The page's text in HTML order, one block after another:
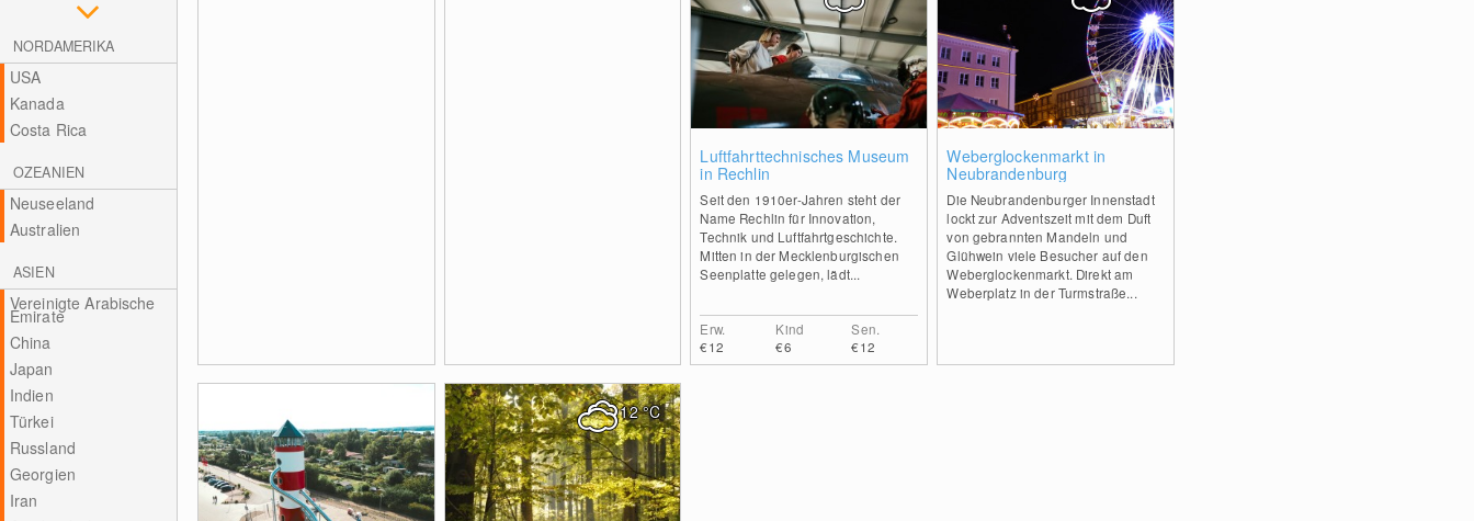
NORDAMERIKA
USA
Kanada
Costa Rica
OZEANIEN
Neuseeland
Australien
ASIEN
Vereinigte Arabische
Emirate
China
Japan
Indien
Türkei
Russland
Georgien
Iran
Luftfahrttechnisches Museum
in Rechlin
Seit den 1910er-Jahren steht der
Name Rechlin für Innovation,
Technik und Luftfahrtgeschichte.
Mitten in der Mecklenburgischen
Seenplatte gelegen, lädt...
Erw.
€12
Kind
€6
Sen.
€12
Weberglockenmarkt in
Neubrandenburg
Die Neubrandenburger Innenstadt
lockt zur Adventszeit mit dem Duft
von gebrannten Mandeln und
Glühwein viele Besucher auf den
Weberglockenmarkt. Direkt am
Weberplatz in der Turmstraße...
12°C